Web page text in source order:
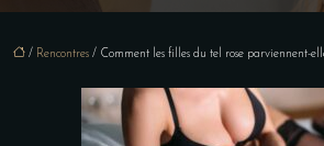
/ Rencontres / Comment les filles du tel rose parviennent-